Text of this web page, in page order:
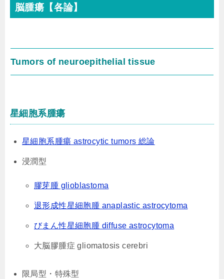
脳腫瘍【各論】
Tumors of neuroepithelial tissue
星細胞系腫瘍
星細胞系腫瘍 astrocytic tumors 総論
浸潤型
膠芽腫 glioblastoma
退形成性星細胞腫 anaplastic astrocytoma
びまん性星細胞腫 diffuse astrocytoma
大脳膠腫症 gliomatosis cerebri
限局型・特殊型